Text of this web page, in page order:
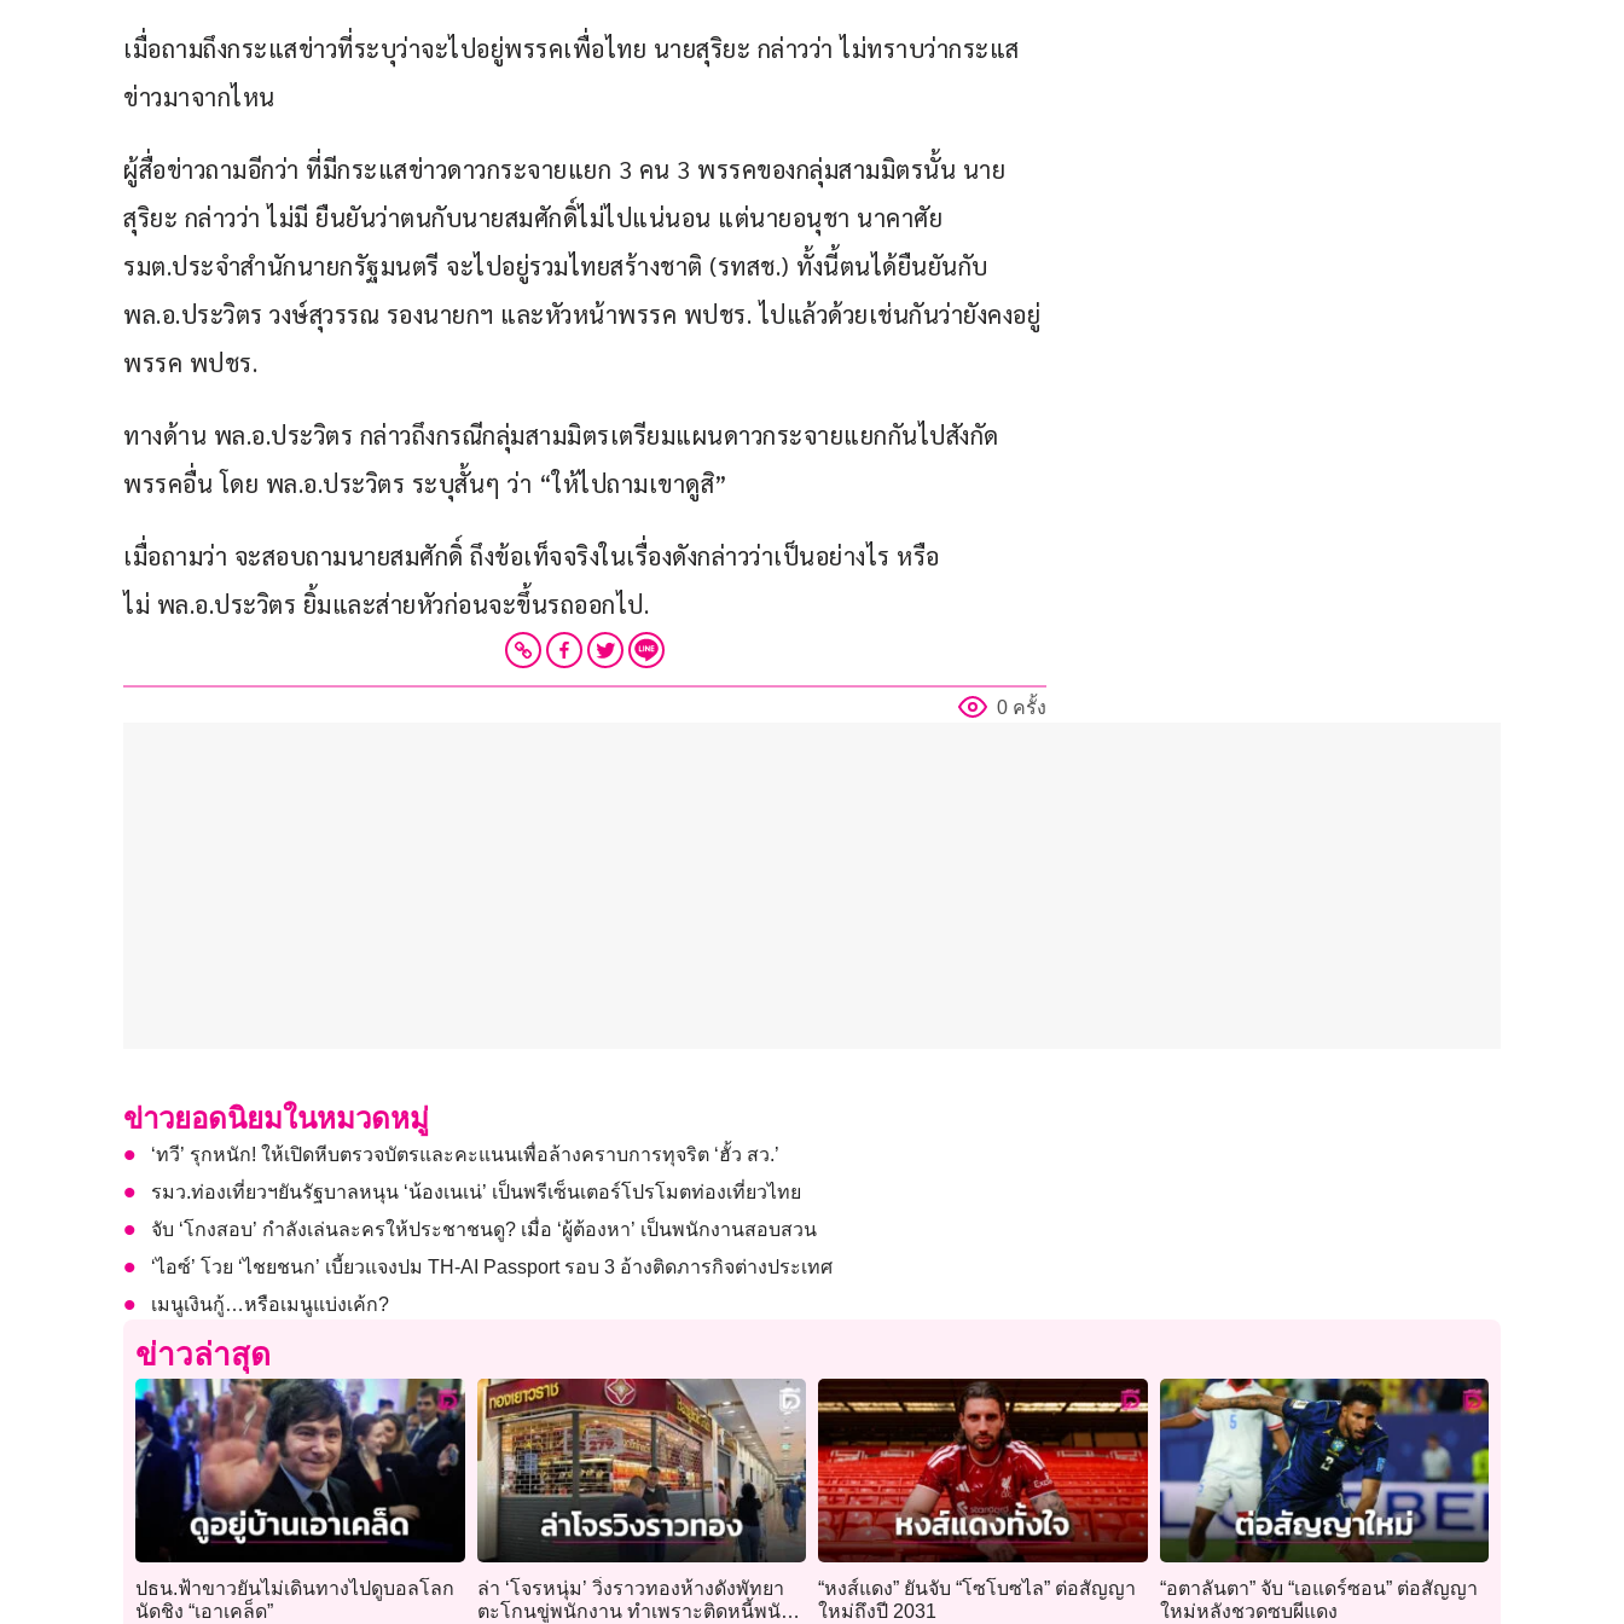
เมื่อถามถึงกระแสข่าวที่ระบุว่าจะไปอยู่พรรคเพื่อไทย นายสุริยะ กล่าวว่า ไม่ทราบว่ากระแส
ข่าวมาจากไหน
ผู้สื่อข่าวถามอีกว่า ที่มีกระแสข่าวดาวกระจายแยก 3 คน 3 พรรคของกลุ่มสามมิตรนั้น นาย
สุริยะ กล่าวว่า ไม่มี ยืนยันว่าตนกับนายสมศักดิ์ไม่ไปแน่นอน แต่นายอนุชา นาคาศัย
รมต.ประจำสำนักนายกรัฐมนตรี จะไปอยู่รวมไทยสร้างชาติ (รทสช.) ทั้งนี้ตนได้ยืนยันกับ
พล.อ.ประวิตร วงษ์สุวรรณ รองนายกฯ และหัวหน้าพรรค พปชร. ไปแล้วด้วยเช่นกันว่ายังคงอยู่
พรรค พปชร.
ทางด้าน พล.อ.ประวิตร กล่าวถึงกรณีกลุ่มสามมิตรเตรียมแผนดาวกระจายแยกกันไปสังกัด
พรรคอื่น โดย พล.อ.ประวิตร ระบุสั้นๆ ว่า “ให้ไปถามเขาดูสิ”
เมื่อถามว่า จะสอบถามนายสมศักดิ์ ถึงข้อเท็จจริงในเรื่องดังกล่าวว่าเป็นอย่างไร หรือ
ไม่ พล.อ.ประวิตร ยิ้มและส่ายหัวก่อนจะขึ้นรถออกไป.
0 ครั้ง
ข่าวยอดนิยมในหมวดหมู่
‘ทวี’ รุกหนัก! ให้เปิดหีบตรวจบัตรและคะแนนเพื่อล้างคราบการทุจริต ‘ฮั้ว สว.’
รมว.ท่องเที่ยวฯยันรัฐบาลหนุน ‘น้องเนเน่’ เป็นพรีเซ็นเตอร์โปรโมตท่องเที่ยวไทย
จับ ‘โกงสอบ’ กำลังเล่นละครให้ประชาชนดู? เมื่อ ‘ผู้ต้องหา’ เป็นพนักงานสอบสวน
‘ไอซ์’ โวย ‘ไชยชนก’ เบี้ยวแจงปม TH-AI Passport รอบ 3 อ้างติดภารกิจต่างประเทศ
เมนูเงินกู้…หรือเมนูแบ่งเค้ก?
ข่าวล่าสุด
ปธน.ฟ้าขาวยันไม่เดินทางไปดูบอลโลก
นัดชิง “เอาเคล็ด”
ล่า ‘โจรหนุ่ม’ วิ่งราวทองห้างดังพัทยา
ตะโกนขู่พนักงาน ทำเพราะติดหนี้พนัน
“หงส์แดง” ยันจับ “โซโบซไล” ต่อสัญญา
ใหม่ถึงปี 2031
“อตาลันตา” จับ “เอแดร์ซอน” ต่อสัญญา
ใหม่หลังชวดซบผีแดง